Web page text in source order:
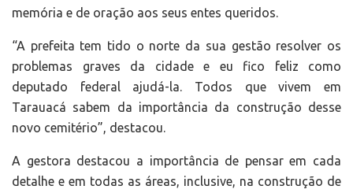
memória e de oração aos seus entes queridos.
“A prefeita tem tido o norte da sua gestão resolver os
problemas graves da cidade e eu fico feliz como
deputado federal ajudá-la. Todos que vivem em
Tarauacá sabem da importância da construção desse
novo cemitério”, destacou.
A gestora destacou a importância de pensar em cada
detalhe e em todas as áreas, inclusive, na construção de